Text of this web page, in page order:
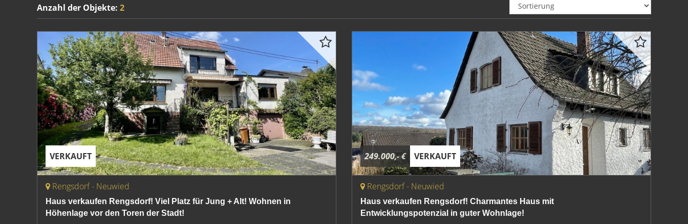
Anzahl der Objekte: 2
VERKAUFT
Rengsdorf - Neuwied
Haus verkaufen Rengsdorf! Viel Platz für Jung + Alt! Wohnen in
Höhenlage vor den Toren der Stadt!
249.000,- € VERKAUFT
Rengsdorf - Neuwied
Haus verkaufen Rengsdorf! Charmantes Haus mit
Entwicklungspotenzial in guter Wohnlage!